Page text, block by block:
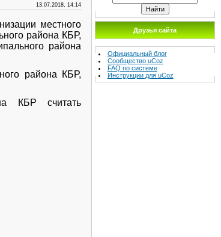
13.07.2018, 14:14
местного
района КБР,
района
района КБР,
КБР считать
Друзья сайта
Официальный блог
Сообщество uCoz
FAQ по системе
Инструкции для uCoz